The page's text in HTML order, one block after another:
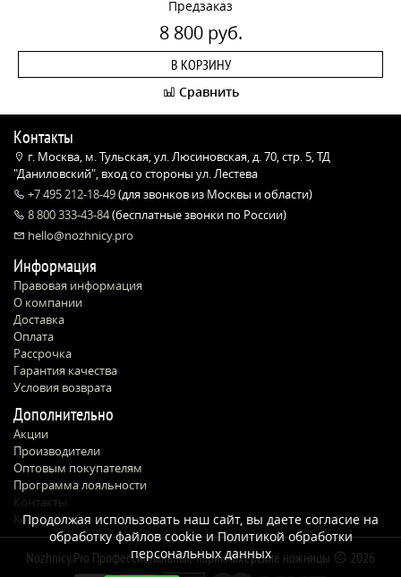
Предзаказ
8 800 руб.
В КОРЗИНУ
Сравнить
Контакты
г. Москва, м. Тульская, ул. Люсиновская, д. 70, стр. 5, ТД
"Даниловский", вход со стороны ул. Лестева
+7 495 212-18-49(для звонков из Москвы и области)
8 800 333-43-84(бесплатные звонки по России)
hello@nozhnicy.pro
Информация
Правовая информация
О компании
Доставка
Оплата
Рассрочка
Гарантия качества
Условия возврата
Дополнительно
Акции
Производители
Оптовым покупателям
Программа лояльности
Контакты
Карта сайта
Nozhnicy.Pro Профессиональные парикмахерские ножницы 2026
Продолжая использовать наш сайт, вы даете согласие на
обработку файлов cookie иПолитикой обработки
персональных данных